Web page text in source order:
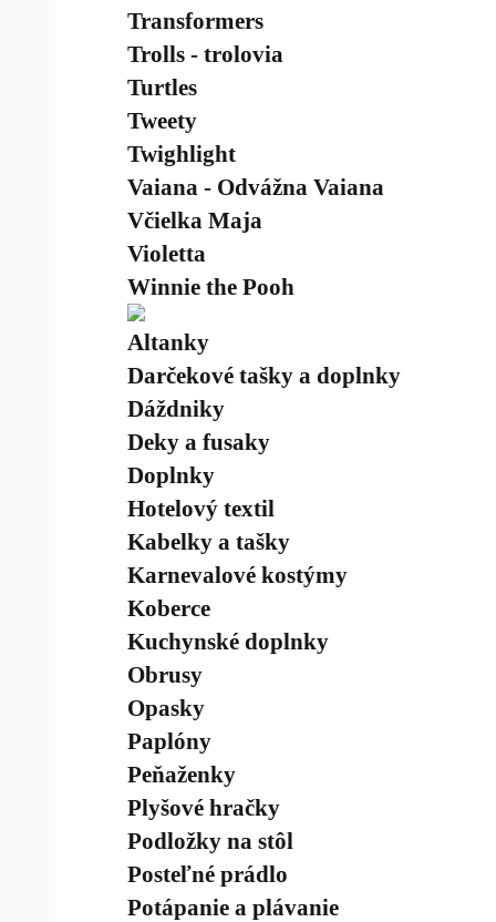
Transformers
Trolls - trolovia
Turtles
Tweety
Twighlight
Vaiana - Odvážna Vaiana
Včielka Maja
Violetta
Winnie the Pooh
Altanky
Darčekové tašky a doplnky
Dáždniky
Deky a fusaky
Doplnky
Hotelový textil
Kabelky a tašky
Karnevalové kostýmy
Koberce
Kuchynské doplnky
Obrusy
Opasky
Paplóny
Peňaženky
Plyšové hračky
Podložky na stôl
Posteľné prádlo
Potápanie a plávanie